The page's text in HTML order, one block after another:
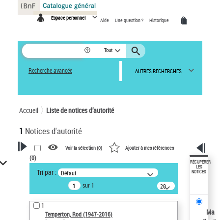
Espace personnel Aide Une question ? Historique
Tout
Recherche avancée AUTRES RECHERCHES
Accueil Liste de notices d’autorité
1 Notices d'autorité
VOTRE RECHERCHE
Recherche avancée dans les
notices d’autorité
Œuvres liées à l'auteur :
Temperton, Rod (1947-2016)
Voir la sélection (0) Ajouter à mes références
(0)
Tri par : Défaut
sur 1
20
résultats/page
1
Temperton, Rod (1947-2016)
RÉCUPÉRER
LES
NOTICES
Ma
Panneau de gestion des cookies